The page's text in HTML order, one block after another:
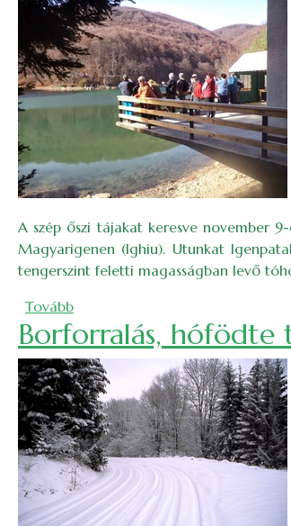
A szép őszi tájakat keresve november
Magyarigenen (Ighiu). Utunkat
tengerszint feletti magasságban levő
Tovább(Kirándulás az Igeni-tóhoz)
Borforralás, hófödte